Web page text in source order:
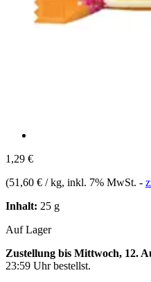
1,29 €
(51,60 € / kg, inkl. 7% MwSt. -
Inhalt: 25 g
Auf Lager
Zustellung bis Mittwoch, 12.
23:59 Uhrbestellst.